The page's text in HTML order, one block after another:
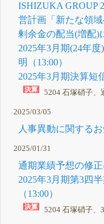
ISHIZUKA GROUP
営計画「新たな領域
剰余金の配当(増配)
2025年3月期(24年
明（13:00）
2025年3月期決算短
5204 石塚硝子、
2025/03/05
人事異動に関するお
2025/01/31
通期業績予想の修正
2025年3月期第3四
（13:00）
5204 石塚硝子、